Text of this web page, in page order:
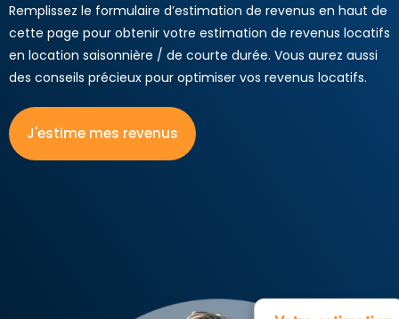
Remplissez le formulaire d’estimation de revenus en haut de
cette page pour obtenir votre estimation de revenus locatifs
en location saisonnière / de courte durée. Vous aurez aussi
des conseils précieux pour optimiser vos revenus locatifs.
J'estime mes revenus